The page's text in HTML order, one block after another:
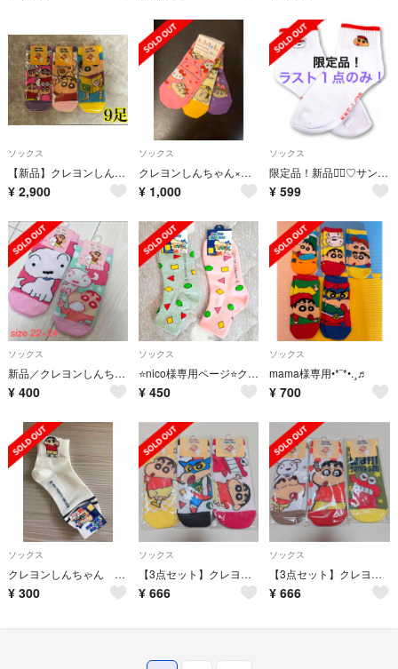
ソックス
【新品】クレヨンしんちゃんのびのびソックス3P×3セット
¥ 2,900
ソックス
クレヨンしんちゃん×サンリオキャラクターズ 3足組
¥ 1,000
ソックス
限定品！新品◡̈⃝♡サンキューマート×クレヨンしんちゃん しんちゃん&シロ 靴下
¥ 599
ソックス
新品／クレヨンしんちゃん靴下
¥ 400
ソックス
⭐nico様専用ページ⭐クレヨンしんちゃんの靴下２足セット
¥ 450
ソックス
mama様専用•*¨*•.¸♬︎
¥ 700
ソックス
クレヨンしんちゃん 靴下
¥ 300
ソックス
【3点セット】クレヨンしんちゃん 靴下
¥ 666
ソックス
【3点セット】クレヨンしんちゃん 靴下
¥ 666